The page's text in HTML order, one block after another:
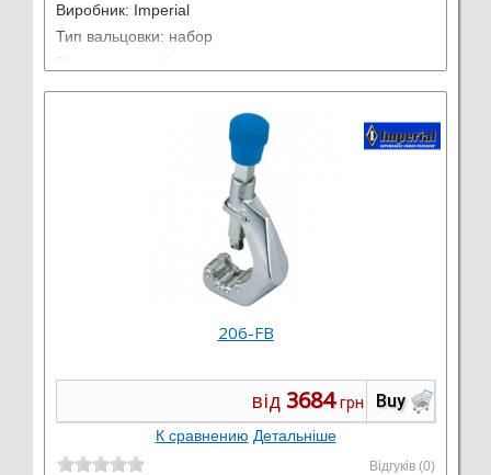
Виробник: Imperial
Тип вальцовки: набор
206-FB
Buy
від 3684 грн
К сравнению Детальніше
Відгуків (0)